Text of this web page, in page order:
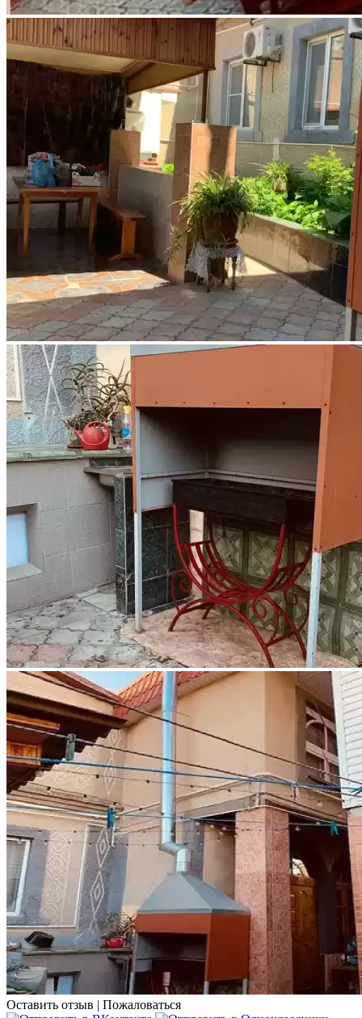
Оставить отзыв | Пожаловаться